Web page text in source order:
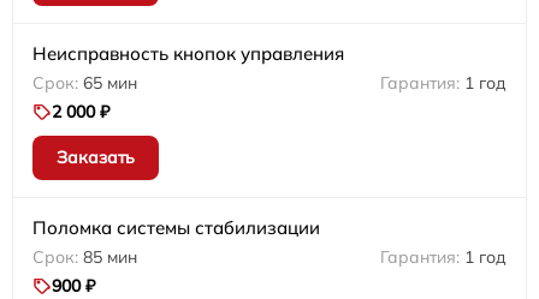
Неисправность кнопок управления
65 мин
1 год
2 000 ₽
Заказать
Поломка системы стабилизации
85 мин
1 год
900 ₽